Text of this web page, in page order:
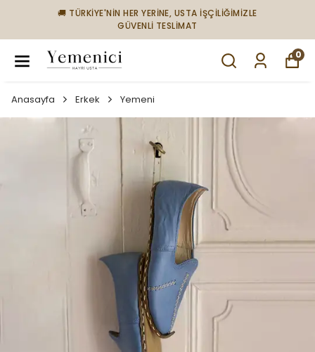
🚚 TÜRKİYE'NİN HER YERİNE, USTA İŞÇİLİĞİMİZLE
GÜVENLİ TESLİMAT
0
Anasayfa Erkek Yemeni